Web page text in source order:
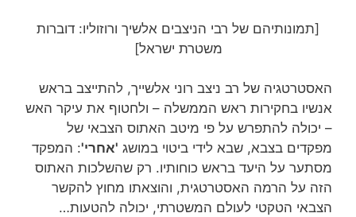
[תמונותיהם של רבי הניצבים אלשיך ורוזוליו: דוברות
משטרת ישראל]
האסטרטגיה של רב ניצב רוני אלשייך, להתייצב בראש
אנשיו בחקירות ראש הממשלה – ולחטוף את עיקר האש
– יכולה להתפרש על פי מיטב האתוס הצבאי של
מפקדים בצבא, שבא לידי ביטוי במושג 'אחרי': המפקד
מסתער על היעד בראש כוחותיו. רק שהשלכות האתוס
הזה על הרמה האסטרטגית, והוצאתו מחוץ להקשר
הצבאי הטקטי לעולם המשטרתי, יכולה להטעות…